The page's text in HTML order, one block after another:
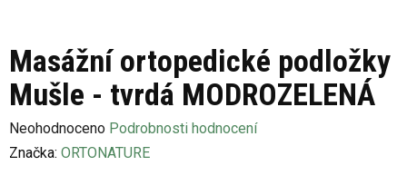
Masážní ortopedické podložky
Mušle - tvrdá MODROZELENÁ
Průměrné
hodnocení
Neohodnoceno Podrobnosti hodnocení
Značka: ORTONATURE